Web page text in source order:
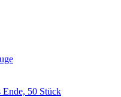
Ende, 50 Stück